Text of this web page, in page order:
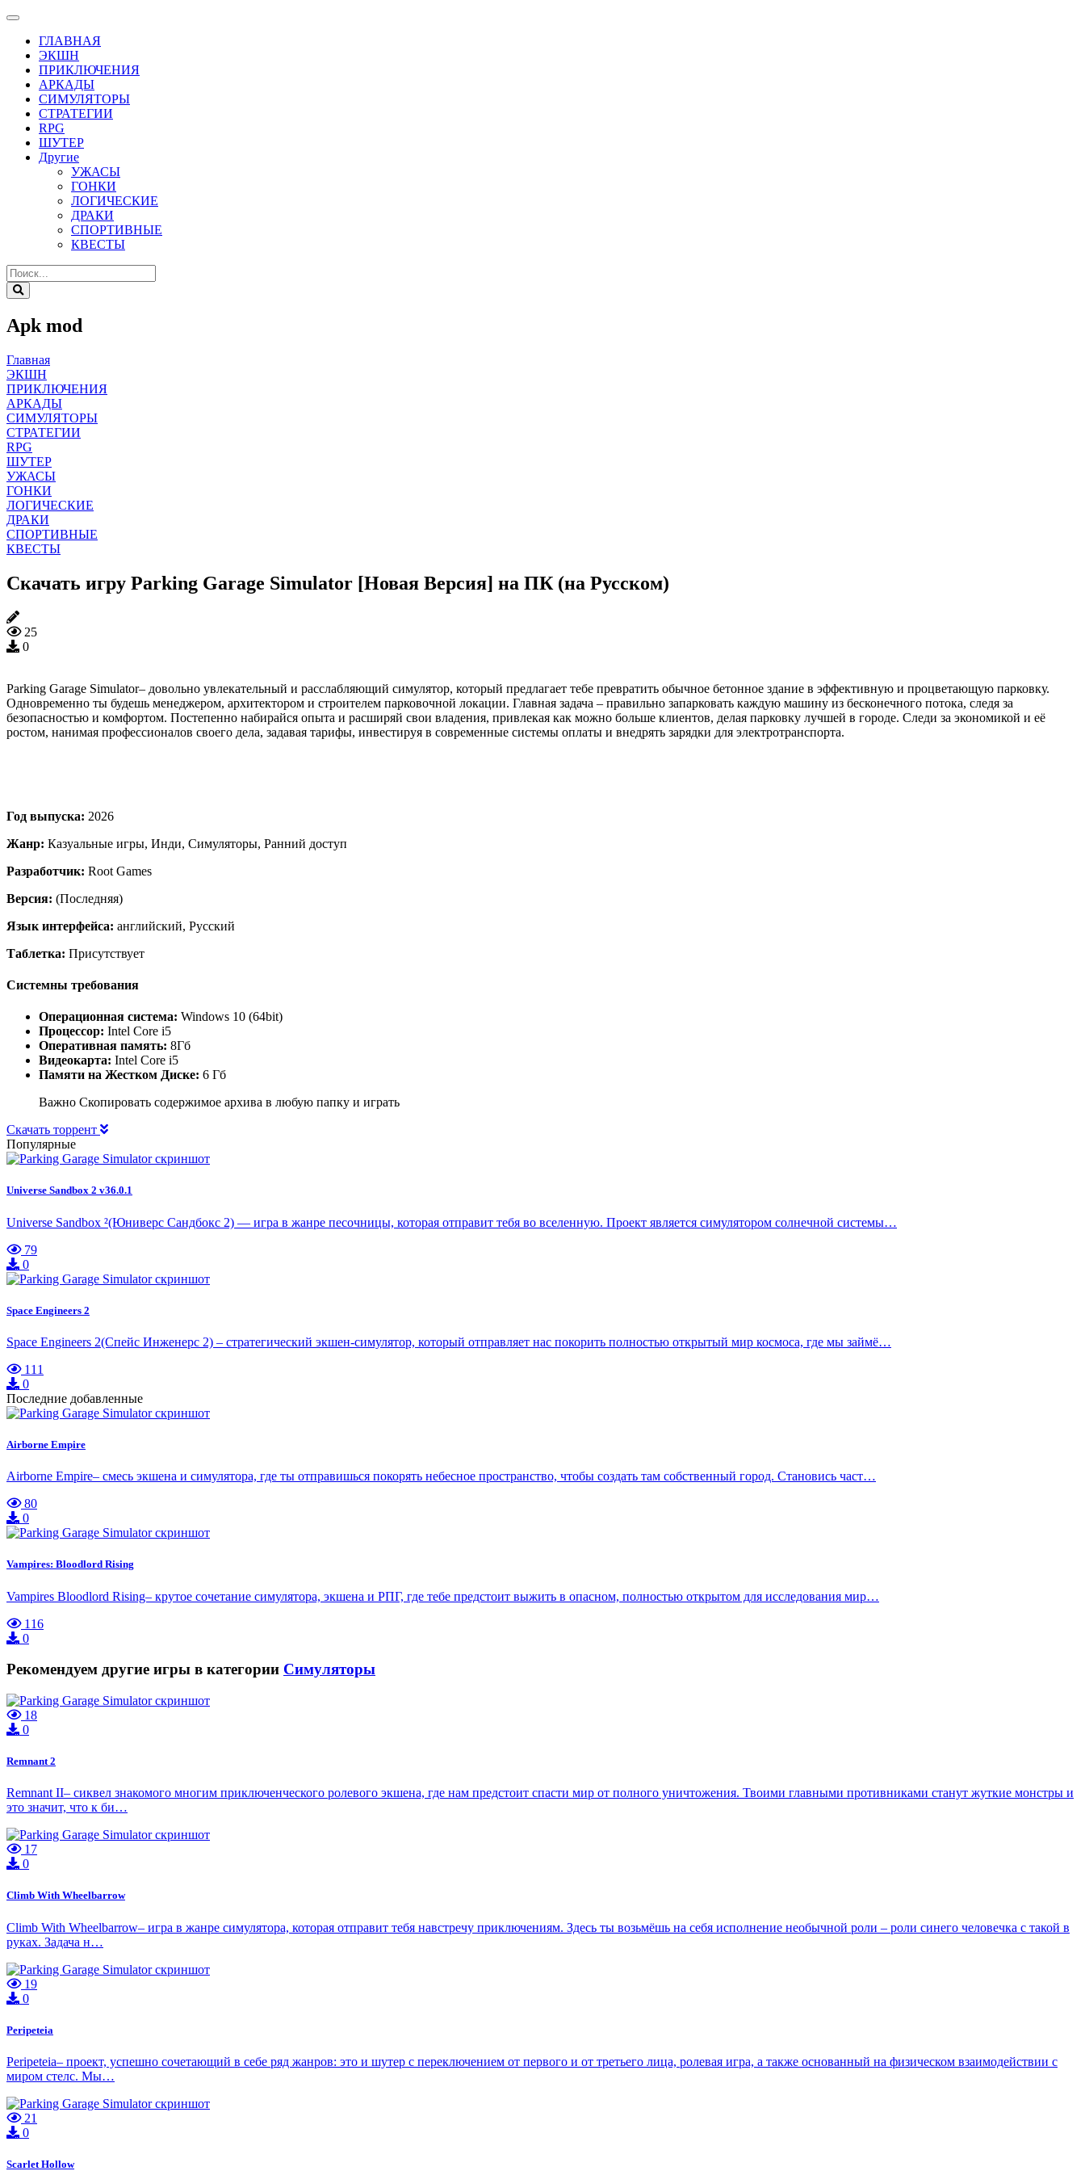
ГЛАВНАЯ
ЭКШН
ПРИКЛЮЧЕНИЯ
АРКАДЫ
СИМУЛЯТОРЫ
СТРАТЕГИИ
RPG
ШУТЕР
Другие
УЖАСЫ
ГОНКИ
ЛОГИЧЕСКИЕ
ДРАКИ
СПОРТИВНЫЕ
КВЕСТЫ
Apk mod
Главная
ЭКШН
ПРИКЛЮЧЕНИЯ
АРКАДЫ
СИМУЛЯТОРЫ
СТРАТЕГИИ
RPG
ШУТЕР
УЖАСЫ
ГОНКИ
ЛОГИЧЕСКИЕ
ДРАКИ
СПОРТИВНЫЕ
КВЕСТЫ
Скачать игру Parking Garage Simulator [Новая Версия] на ПК (на Русском)
25
0
Parking Garage Simulator– довольно увлекательный и расслабляющий симулятор, который предлагает тебе превратить обычное бетонное здание в эффективную и процветающую парковку.
Одновременно ты будешь менеджером, архитектором и строителем парковочной локации. Главная задача – правильно запарковать каждую машину из бесконечного потока, следя за
безопасностью и комфортом. Постепенно набирайся опыта и расширяй свои владения, привлекая как можно больше клиентов, делая парковку лучшей в городе. Следи за экономикой и её
ростом, нанимая профессионалов своего дела, задавая тарифы, инвестируя в современные системы оплаты и внедрять зарядки для электротранспорта.
Год выпуска: 2026
Жанр: Казуальные игры, Инди, Симуляторы, Ранний доступ
Разработчик: Root Games
Версия: (Последняя)
Язык интерфейса: английский, Русский
Таблетка: Присутствует
Системны требования
Операционная система: Windows 10 (64bit)
Процессор: Intel Core i5
Оперативная память: 8Гб
Видеокарта: Intel Core i5
Памяти на Жестком Диске: 6 Гб
Важно Скопировать содержимое архива в любую папку и играть
Скачать торрент
Популярные
Universe Sandbox 2 v36.0.1
Universe Sandbox ²(Юниверс Сандбокс 2) — игра в жанре песочницы, которая отправит тебя во вселенную. Проект является симулятором солнечной системы…
79
0
Space Engineers 2
Space Engineers 2(Спейс Инженерс 2) – стратегический экшен-симулятор, который отправляет нас покорить полностью открытый мир космоса, где мы займё…
111
0
Последние добавленные
Airborne Empire
Airborne Empire– смесь экшена и симулятора, где ты отправишься покорять небесное пространство, чтобы создать там собственный город. Становись част…
80
0
Vampires: Bloodlord Rising
Vampires Bloodlord Rising– крутое сочетание симулятора, экшена и РПГ, где тебе предстоит выжить в опасном, полностью открытом для исследования мир…
116
0
Рекомендуем другие игры в категории Симуляторы
18
0
Remnant 2
Remnant II– сиквел знакомого многим приключенческого ролевого экшена, где нам предстоит спасти мир от полного уничтожения. Твоими главными противниками станут жуткие монстры и
это значит, что к би…
17
0
Climb With Wheelbarrow
Climb With Wheelbarrow– игра в жанре симулятора, которая отправит тебя навстречу приключениям. Здесь ты возьмёшь на себя исполнение необычной роли – роли синего человечка с такой в
руках. Задача н…
19
0
Peripeteia
Peripeteia– проект, успешно сочетающий в себе ряд жанров: это и шутер с переключением от первого и от третьего лица, ролевая игра, а также основанный на физическом взаимодействии с
миром стелс. Мы…
21
0
Scarlet Hollow